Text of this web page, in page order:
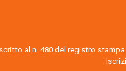
al n. 480 del registro